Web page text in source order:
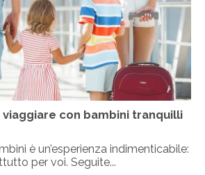
con bambini tranquilli
è un’esperienza indimenticabile:
per voi. Seguite...